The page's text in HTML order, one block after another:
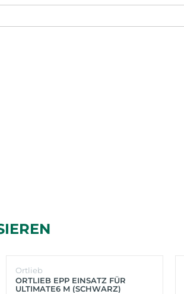
Ortlieb
ORTLIEB EPP EINSATZ FÜR
ULTIMATE6 M (SCHWARZ)